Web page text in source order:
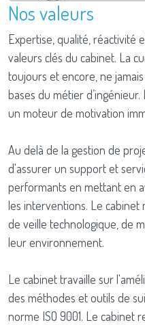
Nos valeurs
Expertise, qualité, réactivité
valeurs clés du cabinet. La
toujours et encore, ne
bases du métier
un moteur de motivation
Au delà de la gestion de
d'assurer un support et
performants en mettant en
les interventions. Le
de veille technologique, de
leur environnement.
Le cabinet travaille sur
des méthodes et outils de
norme ISO 9001. Le cabinet